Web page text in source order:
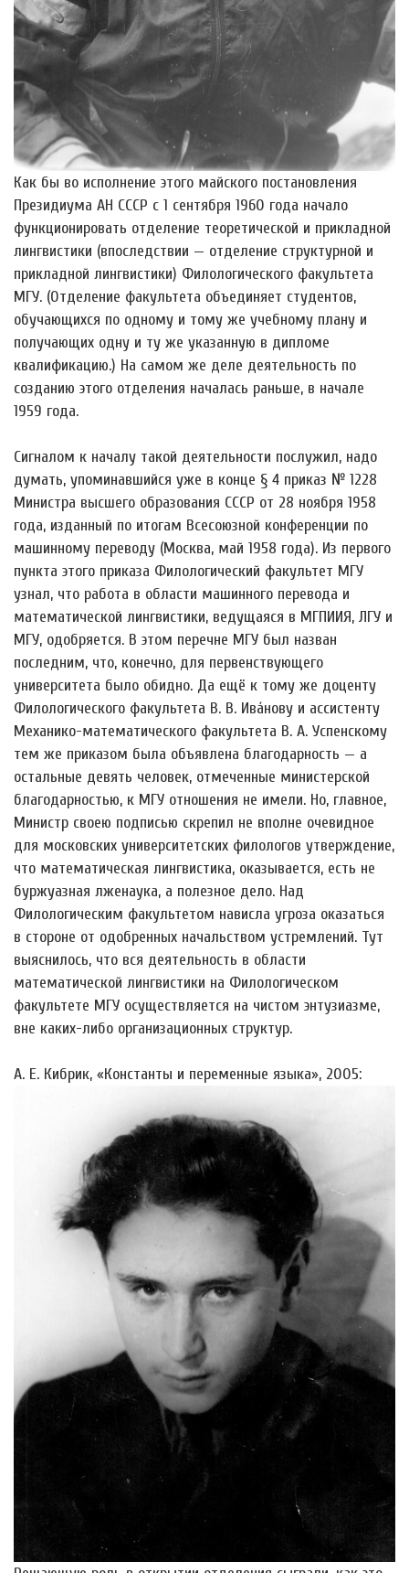
Как бы во исполнение этого майского постановления
Президиума АН СССР с 1 сентября 1960 года начало
функционировать отделение теоретической и прикладной
лингвистики (впоследствии — отделение структурной и
прикладной лингвистики) Филологического факультета
МГУ. (Отделение факультета объединяет студентов,
обучающихся по одному и тому же учебному плану и
получающих одну и ту же указанную в дипломе
квалификацию.) На самом же деле деятельность по
созданию этого отделения началась раньше, в начале
1959 года.
Сигналом к началу такой деятельности послужил, надо
думать, упоминавшийся уже в конце § 4 приказ № 1228
Министра высшего образования СССР от 28 ноября 1958
года, изданный по итогам Всесоюзной конференции по
машинному переводу (Москва, май 1958 года). Из первого
пункта этого приказа Филологический факультет МГУ
узнал, что работа в области машинного перевода и
математической лингвистики, ведущаяся в МГПИИЯ, ЛГУ и
МГУ, одобряется. В этом перечне МГУ был назван
последним, что, конечно, для первенствующего
университета было обидно. Да ещё к тому же доценту
Филологического факультета В. В. Ива́нову и ассистенту
Механико-математического факультета В. А. Успенскому
тем же приказом была объявлена благодарность — а
остальные девять человек, отмеченные министерской
благодарностью, к МГУ отношения не имели. Но, главное,
Министр своею подписью скрепил не вполне очевидное
для московских университетских филологов утверждение,
что математическая лингвистика, оказывается, есть не
буржуазная лженаука, а полезное дело. Над
Филологическим факультетом нависла угроза оказаться
в стороне от одобренных начальством устремлений. Тут
выяснилось, что вся деятельность в области
математической лингвистики на Филологическом
факультете МГУ осуществляется на чистом энтузиазме,
вне каких-либо организационных структур.
А. Е. Кибрик, «Константы и переменные языка», 2005: